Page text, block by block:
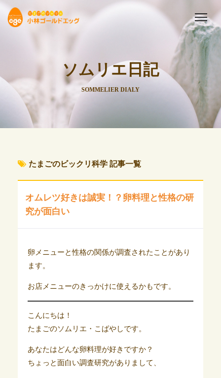
ソムリエ日記
SOMMELIER DIALY
たまごのビックリ科学 記事一覧
オムレツ好きは誠実！？卵料理と性格の研
究が面白い
卵メニューと性格の関係が調査されたことがあり
ます。
お店メニューのきっかけに使えるかもです。
こんにちは！
たまごのソムリエ・こばやしです。
あなたはどんな卵料理が好きですか？
ちょっと面白い調査研究がありまして、